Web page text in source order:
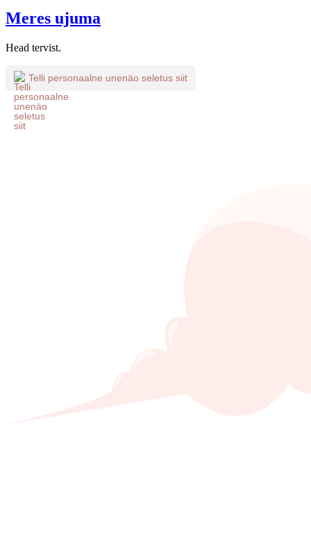
Meres ujuma
Head tervist.
Telli personaalne unenäo seletus siit